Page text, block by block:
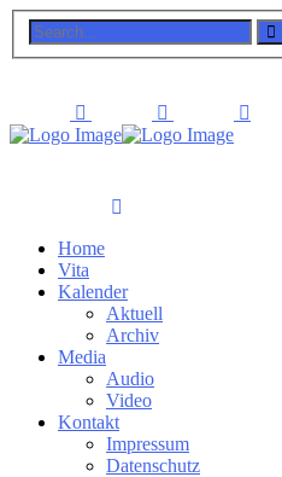
Home
Vita
Kalender
Aktuell
Archiv
Media
Audio
Video
Kontakt
Impressum
Datenschutz